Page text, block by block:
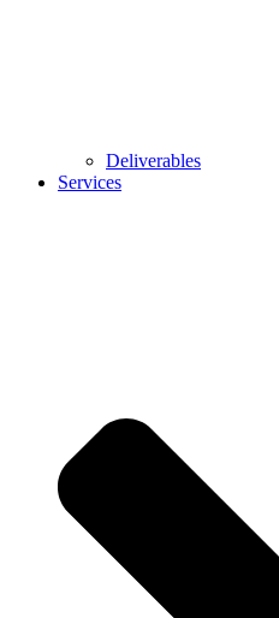
Deliverables
Services